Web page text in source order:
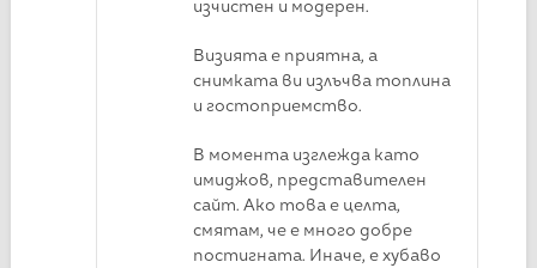
изчистен и модерен.
Визията е приятна, а
снимката ви излъчва топлина
и гостоприемство.
В момента изглежда като
имиджов, представителен
сайт. Ако това е целта,
смятам, че е много добре
постигната. Иначе, е хубаво